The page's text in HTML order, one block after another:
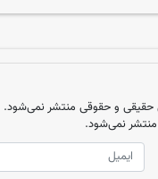
حقیقی و حقوقی منتشر نمی‌شود.
منتشر نمی‌شود.